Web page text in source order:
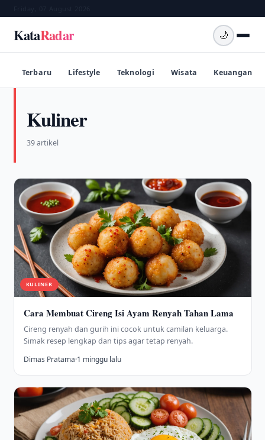
KataRadar 🌙
Terbaru Lifestyle Teknologi Wisata Keuangan
Kuliner
39 artikel
KULINER
Cara Membuat Cireng Isi Ayam Renyah Tahan Lama
Cireng renyah dan gurih ini cocok untuk camilan keluarga.
Simak resep lengkap dan tips agar tetap renyah.
Dimas Pratama·1 minggu lalu